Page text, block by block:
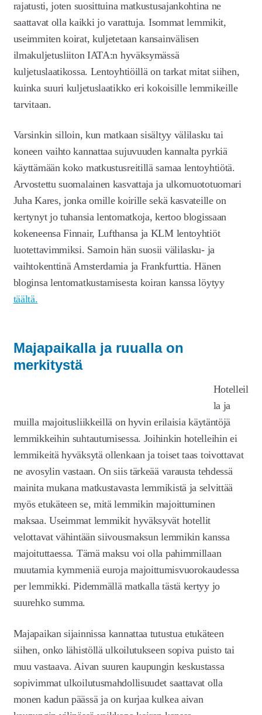
rajatusti, joten suosittuina matkustusajankohtina ne
saattavat olla kaikki jo varattuja. Isommat lemmikit,
useimmiten koirat, kuljetetaan kansainvälisen
ilmakuljetusliiton IATA:n hyväksymässä
kuljetuslaatikossa. Lentoyhtiöillä on tarkat mitat siihen,
kuinka suuri kuljetuslaatikko eri kokoisille lemmikeille
tarvitaan.
Varsinkin silloin, kun matkaan sisältyy välilasku tai
koneen vaihto kannattaa sujuvuuden kannalta pyrkiä
käyttämään koko matkustusreitillä samaa lentoyhtiötä.
Arvostettu suomalainen kasvattaja ja ulkomuototuomari
Juha Kares, jonka omille koirille sekä kasvateille on
kertynyt jo tuhansia lentomatkoja, kertoo blogissaan
kokeneensa Finnair, Lufthansa ja KLM lentoyhtiöt
luotettavimmiksi. Samoin hän suosii välilasku- ja
vaihtokenttinä Amsterdamia ja Frankfurttia. Hänen
bloginsa lentomatkustamisesta koiran kanssa löytyy
täältä.
Majapaikalla ja ruualla on
merkitystä
Hotelleil
la ja
muilla majoitusliikkeillä on hyvin erilaisia käytäntöjä
lemmikkeihin suhtautumisessa. Joihinkin hotelleihin ei
lemmikeitä hyväksytä ollenkaan ja toiset taas toivottavat
ne avosylin vastaan. On siis tärkeää varausta tehdessä
mainita mukana matkustavasta lemmikistä ja selvittää
myös etukäteen se, mitä lemmikin majoittuminen
maksaa. Useimmat lemmikit hyväksyvät hotellit
velottavat vähintään siivousmaksun lemmikin kanssa
majoituttaessa. Tämä maksu voi olla pahimmillaan
muutamia kymmeniä euroja majoittumisvuorokaudessa
per lemmikki. Pidemmällä matkalla tästä kertyy jo
suurehko summa.
Majapaikan sijainnissa kannattaa tutustua etukäteen
siihen, onko lähistöllä ulkoilutukseen sopiva puisto tai
muu vastaava. Aivan suuren kaupungin keskustassa
sopivimmat ulkoilutusmahdollisuudet saattavat olla
monen kadun päässä ja on kurjaa kulkea aivan